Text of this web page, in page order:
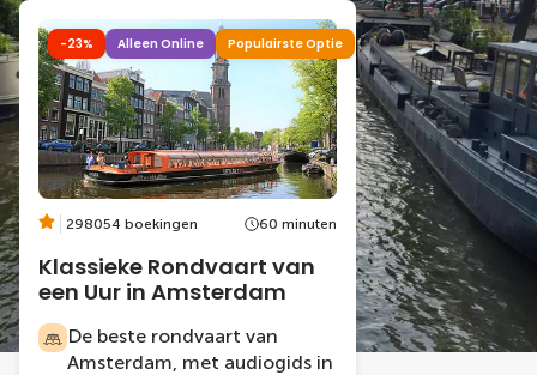
-23% Alleen Online Populairste Optie
298054 boekingen 60 minuten
Klassieke Rondvaart van
een Uur in Amsterdam
De beste rondvaart van
Amsterdam, met audiogids in